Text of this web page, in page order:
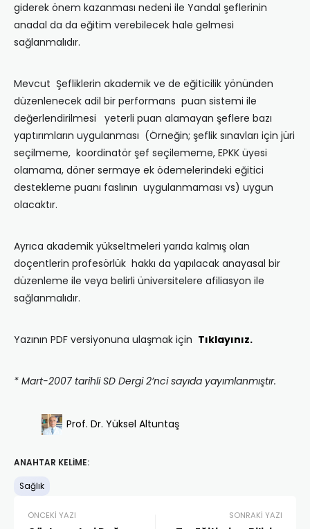
giderek önem kazanması nedeni ile Yandal şeflerinin
anadal da da eğitim verebilecek hale gelmesi
sağlanmalıdır.
Mevcut Şefliklerin akademik ve de eğiticilik yönünden
düzenlenecek adil bir performans puan sistemi ile
değerlendirilmesi yeterli puan alamayan şeflere bazı
yaptırımların uygulanması (Örneğin; şeflik sınavları için jüri
seçilmeme, koordinatör şef seçilememe, EPKK üyesi
olamama, döner sermaye ek ödemelerindeki eğitici
destekleme puanı faslının uygulanmaması vs) uygun
olacaktır.
Ayrıca akademik yükseltmeleri yarıda kalmış olan
doçentlerin profesörlük hakkı da yapılacak anayasal bir
düzenleme ile veya belirli üniversitelere afiliasyon ile
sağlanmalıdır.
Yazının PDF versiyonuna ulaşmak için Tıklayınız.
* Mart-2007 tarihli SD Dergi 2’nci sayıda yayımlanmıştır.
Prof. Dr. Yüksel Altuntaş
ANAHTAR KELIME:
Sağlık
ÖNCEKI YAZI SONRAKI YAZI